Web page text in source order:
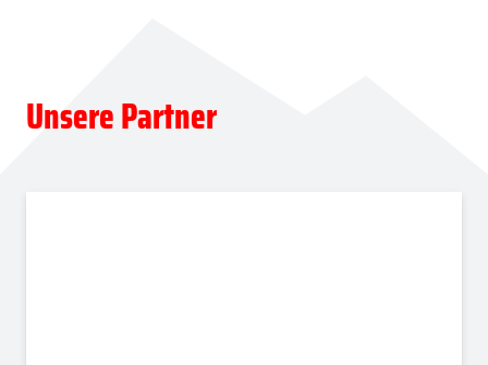
Unsere Partner